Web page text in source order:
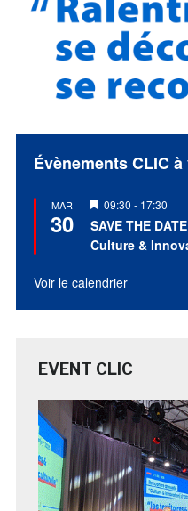
Évènements CLIC
MAR
30
Mis
en
avant
09:30 - 17:30
SAVE THE
Culture &
Voir le calendrier
EVENT CLIC